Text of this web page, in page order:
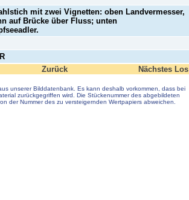
mit zwei Vignetten: oben Landvermesser,
auf Brücke über Fluss; unten
Zurück Nächstes Los
unserer Bilddatenbank. Es kann deshalb vorkommen, dass bei
zurückgegriffen wird. Die Stückenummer des abgebildeten
der Nummer des zu versteigernden Wertpapiers abweichen.